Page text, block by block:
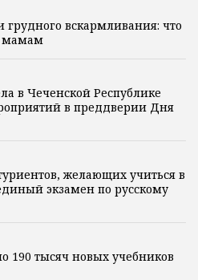
вскармливания: что
мамам
в Чеченской Республике
в преддверии Дня
желающих учиться в
экзамен по русскому
190 тысяч новых учебников